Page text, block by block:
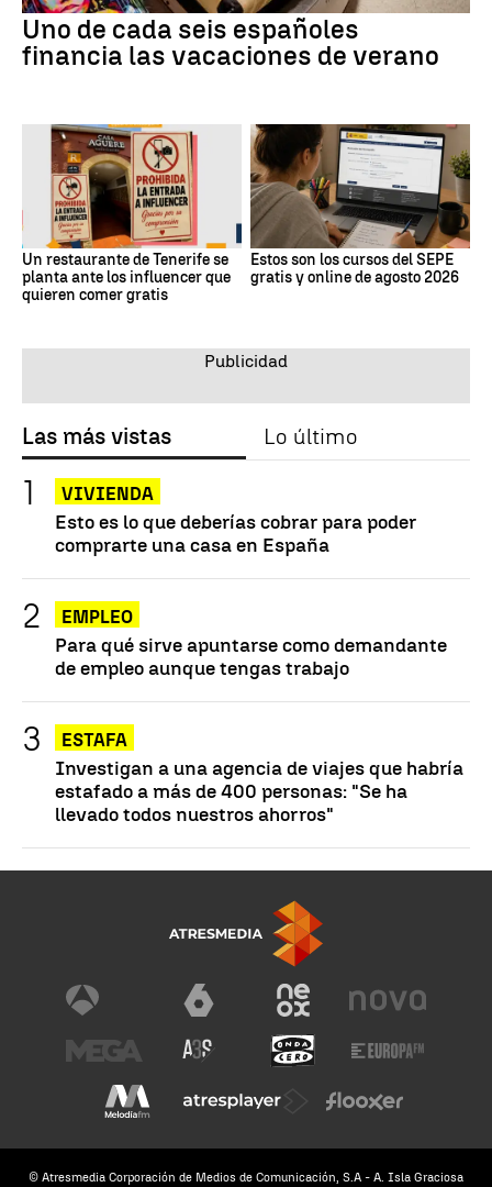
Uno de cada seis españoles
financia las vacaciones de verano
Un restaurante de Tenerife se
planta ante los influencer que
quieren comer gratis
Estos son los cursos del SEPE
gratis y online de agosto 2026
Las más vistas Lo último
VIVIENDA
Esto es lo que deberías cobrar para poder
comprarte una casa en España
EMPLEO
Para qué sirve apuntarse como demandante
de empleo aunque tengas trabajo
ESTAFA
Investigan a una agencia de viajes que habría
estafado a más de 400 personas: "Se ha
llevado todos nuestros ahorros"
© Atresmedia Corporación de Medios de Comunicación, S.A - A. Isla Graciosa